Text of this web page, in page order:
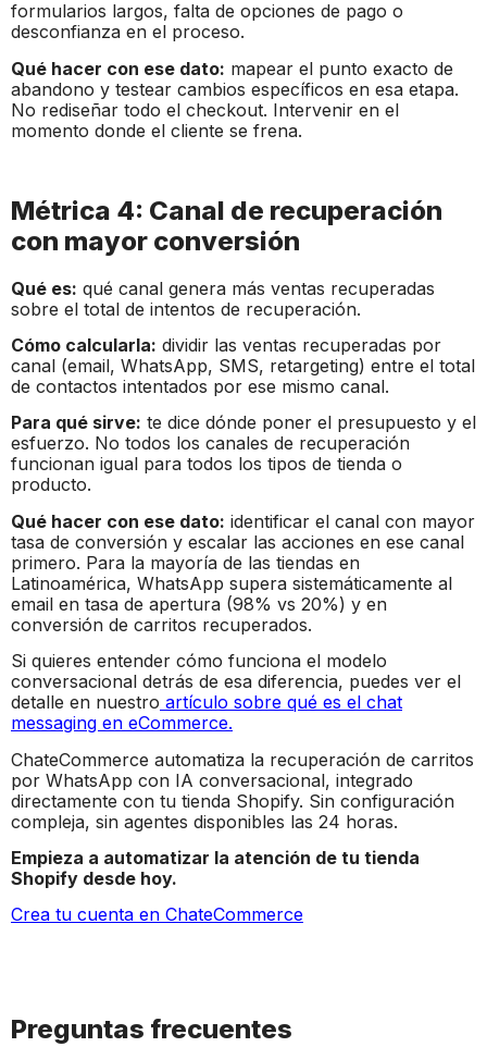
formularios largos, falta de opciones de pago o
desconfianza en el proceso.
Qué hacer con ese dato: mapear el punto exacto de
abandono y testear cambios específicos en esa etapa.
No rediseñar todo el checkout. Intervenir en el
momento donde el cliente se frena.
Métrica 4: Canal de recuperación
con mayor conversión
Qué es: qué canal genera más ventas recuperadas
sobre el total de intentos de recuperación.
Cómo calcularla: dividir las ventas recuperadas por
canal (email, WhatsApp, SMS, retargeting) entre el total
de contactos intentados por ese mismo canal.
Para qué sirve: te dice dónde poner el presupuesto y el
esfuerzo. No todos los canales de recuperación
funcionan igual para todos los tipos de tienda o
producto.
Qué hacer con ese dato: identificar el canal con mayor
tasa de conversión y escalar las acciones en ese canal
primero. Para la mayoría de las tiendas en
Latinoamérica, WhatsApp supera sistemáticamente al
email en tasa de apertura (98% vs 20%) y en
conversión de carritos recuperados.
Si quieres entender cómo funciona el modelo
conversacional detrás de esa diferencia, puedes ver el
detalle en nuestro artículo sobre qué es el chat
messaging en eCommerce.
ChateCommerce automatiza la recuperación de carritos
por WhatsApp con IA conversacional, integrado
directamente con tu tienda Shopify. Sin configuración
compleja, sin agentes disponibles las 24 horas.
Empieza a automatizar la atención de tu tienda
Shopify desde hoy.
Crea tu cuenta en ChateCommerce
Preguntas frecuentes